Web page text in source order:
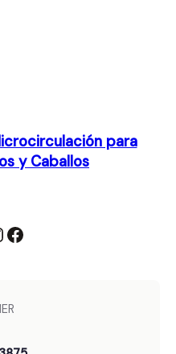
para
y Caballos
Facebook